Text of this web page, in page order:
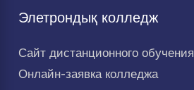
Элетрондық колледж
Сайт дистанционного обучения
Онлайн-заявка колледжа